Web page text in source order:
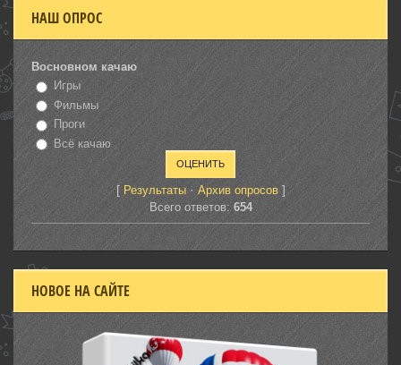
НАШ ОПРОС
Восновном качаю
Игры
Фильмы
Проги
Всё качаю
[ Результаты· Архив опросов]
Всего ответов: 654
НОВОЕ НА САЙТЕ